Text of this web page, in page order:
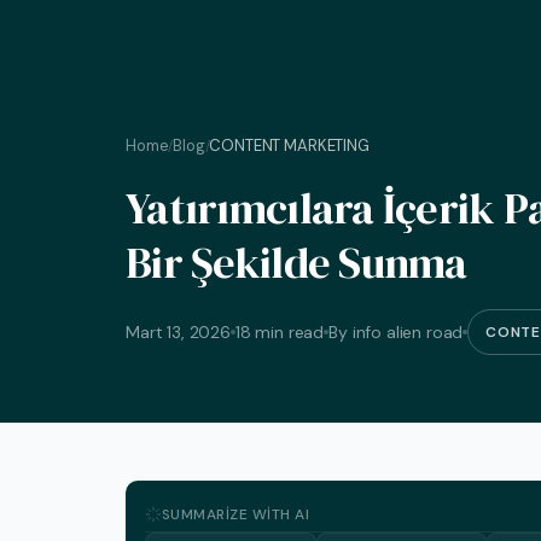
Home/Blog/CONTENT MARKETING
Yatırımcılara İçerik
Bir Şekilde Sunma
Mart 13, 2026 18 min read By info alien road
SUMMARIZE WITH AI